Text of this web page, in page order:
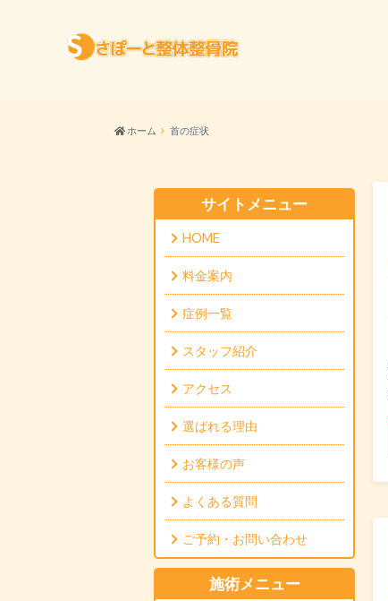
ホーム 首の症状
サイトメニュー
HOME
料金案内
症例一覧
スタッフ紹介
アクセス
選ばれる理由
お客様の声
よくある質問
ご予約・お問い合わせ
施術メニュー